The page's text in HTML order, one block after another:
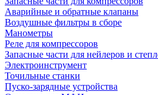
Аварийные и обратные клапаны
Воздушные фильтры в сборе
Манометры
Реле для компрессоров
Запасные части для нейлеров и
Электроинструмент
Точильные станки
Пуско-зарядные устройства